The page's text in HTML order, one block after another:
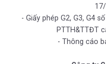
- Giấy phép G2, G3, G4
PTTH&TTĐT
- Thông cáo